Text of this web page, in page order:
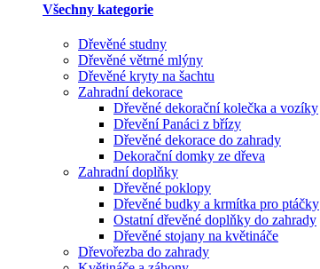
Všechny kategorie
Dřevěné studny
Dřevěné větrné mlýny
Dřevěné kryty na šachtu
Zahradní dekorace
Dřevěné dekorační kolečka a vozíky
Dřevění Panáci z břízy
Dřevěné dekorace do zahrady
Dekorační domky ze dřeva
Zahradní doplňky
Dřevěné poklopy
Dřevěné budky a krmítka pro ptáčky
Ostatní dřevěné doplňky do zahrady
Dřevěné stojany na květináče
Dřevořezba do zahrady